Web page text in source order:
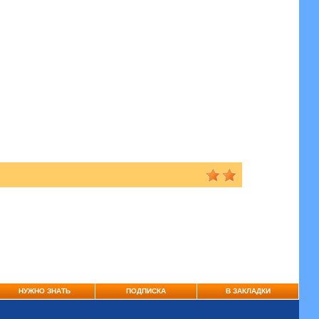
НУЖНО ЗНАТЬ ПОДПИСКА В ЗАКЛАДКИ